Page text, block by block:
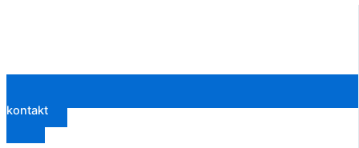
kontakt